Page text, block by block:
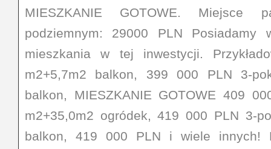
MIESZKANIE GOTOWE. Miejsce
podziemnym: 29000 PLN Posiadamy
mieszkania w tej inwestycji.
m2+5,7m2 balkon, 399 000 PLN 3-
balkon, MIESZKANIE GOTOWE 409
m2+35,0m2 ogródek, 419 000 PLN 3-
balkon, 419 000 PLN i wiele innych!